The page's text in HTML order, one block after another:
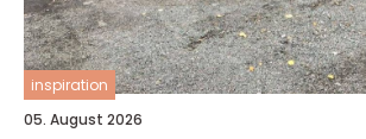
inspiration
05. August 2026